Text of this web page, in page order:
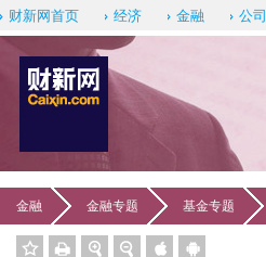
财新网首页 经济 金融 公司
金融 金融专题 基金专题